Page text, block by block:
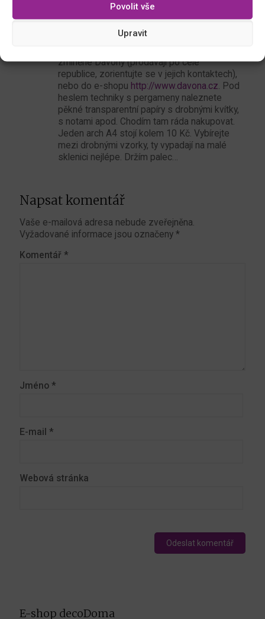
Povolit vše
Upravit
10.11.2016 (18:29)
zmíněné Davony (prodávají po celé
republice, zorientujte se v jejich kontaktech),
nebo do e-shopu http://www.davona.cz. Pod
heslem techniky s pergameny naleznete
pěkné transparentní papíry s drobnými kvítky,
s notami apod. Chodím tam ráda nakupovat.
Jeden arch A4 stojí kolem 10 Kč. Vybírejte
mezi drobnými vzorky, ty vypadají na malé
sklenici nejlépe. Držím palec…
Napsat komentář
Vaše e-mailová adresa nebude zveřejněna.
Vyžadované informace jsou označeny *
Komentář *
Jméno *
E-mail *
Webová stránka
E-shop decoDoma